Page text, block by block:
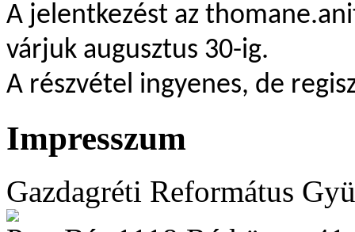
A jelentkezést az
várjuk augusztus 30-ig.
A részvétel ingyenes, de
Impresszum
Gazdagréti Református